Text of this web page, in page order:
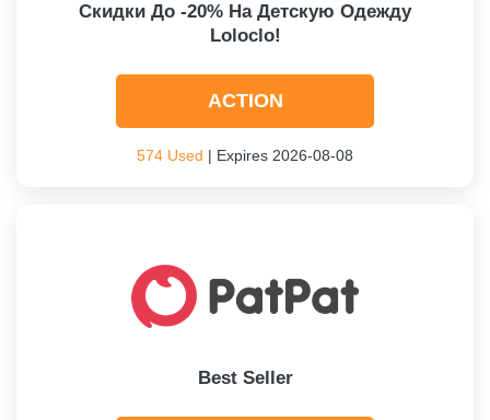
Скидки До -20% На Детскую Одежду
Loloclo!
ACTION
574 Used | Expires 2026-08-08
Best Seller